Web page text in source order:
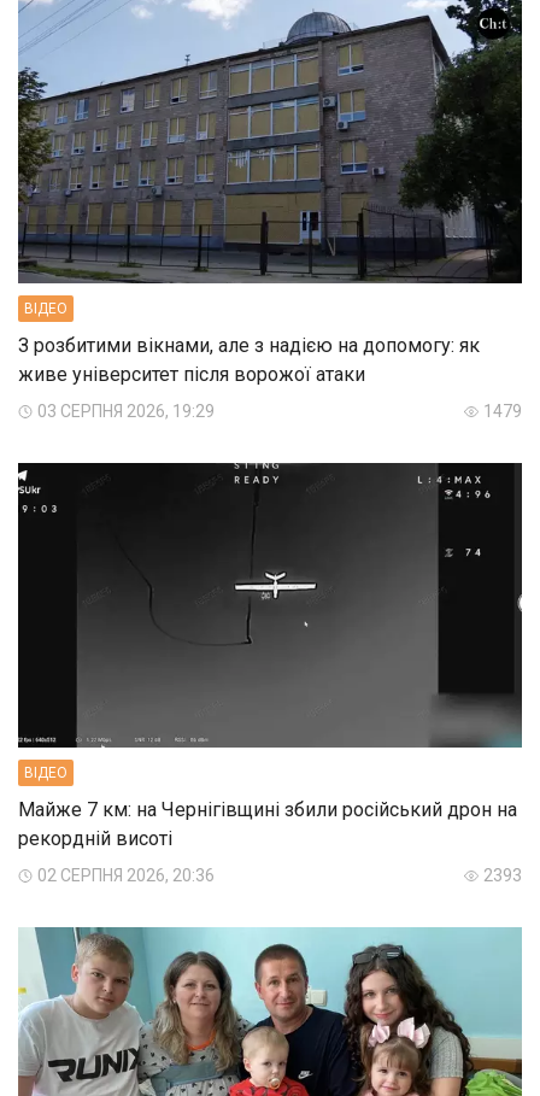
ВIДЕО
З розбитими вікнами, але з надією на допомогу: як
живе університет після ворожої атаки
03 СЕРПНЯ 2026, 19:29 1479
ВIДЕО
Майже 7 км: на Чернігівщині збили російський дрон на
рекордній висоті
02 СЕРПНЯ 2026, 20:36 2393